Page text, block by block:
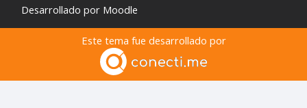
Desarrollado por Moodle
Este tema fue desarrollado por